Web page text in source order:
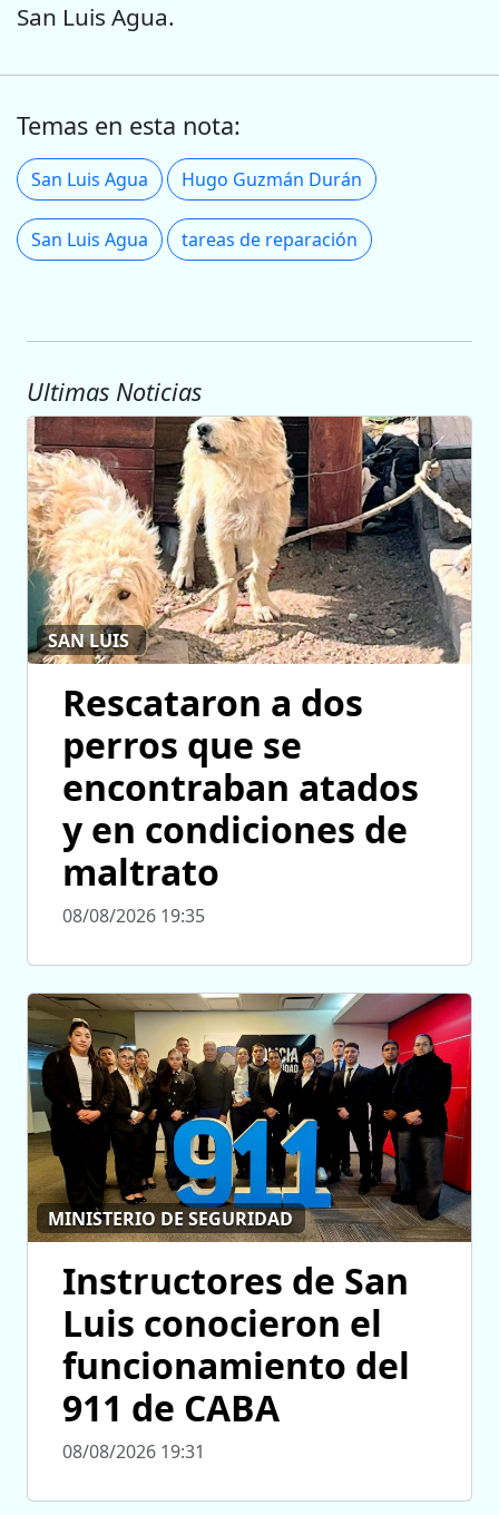
San Luis Agua.
Temas en esta nota:
San Luis Agua Hugo Guzmán Durán
San Luis Agua tareas de reparación
Ultimas Noticias
SAN LUIS
Rescataron a dos
perros que se
encontraban atados
y en condiciones de
maltrato
08/08/2026 19:35
MINISTERIO DE SEGURIDAD
Instructores de San
Luis conocieron el
funcionamiento del
911 de CABA
08/08/2026 19:31